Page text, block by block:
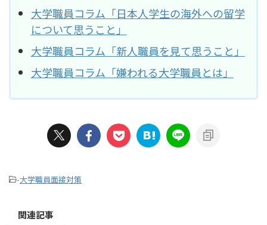
大学職員コラム「日本人学生の海外への留学
について思うこと」
大学職員コラム「新人職員を見て思うこと」
大学職員コラム「嫌われる大学職員とは」
-大学職員面接対策
関連記事